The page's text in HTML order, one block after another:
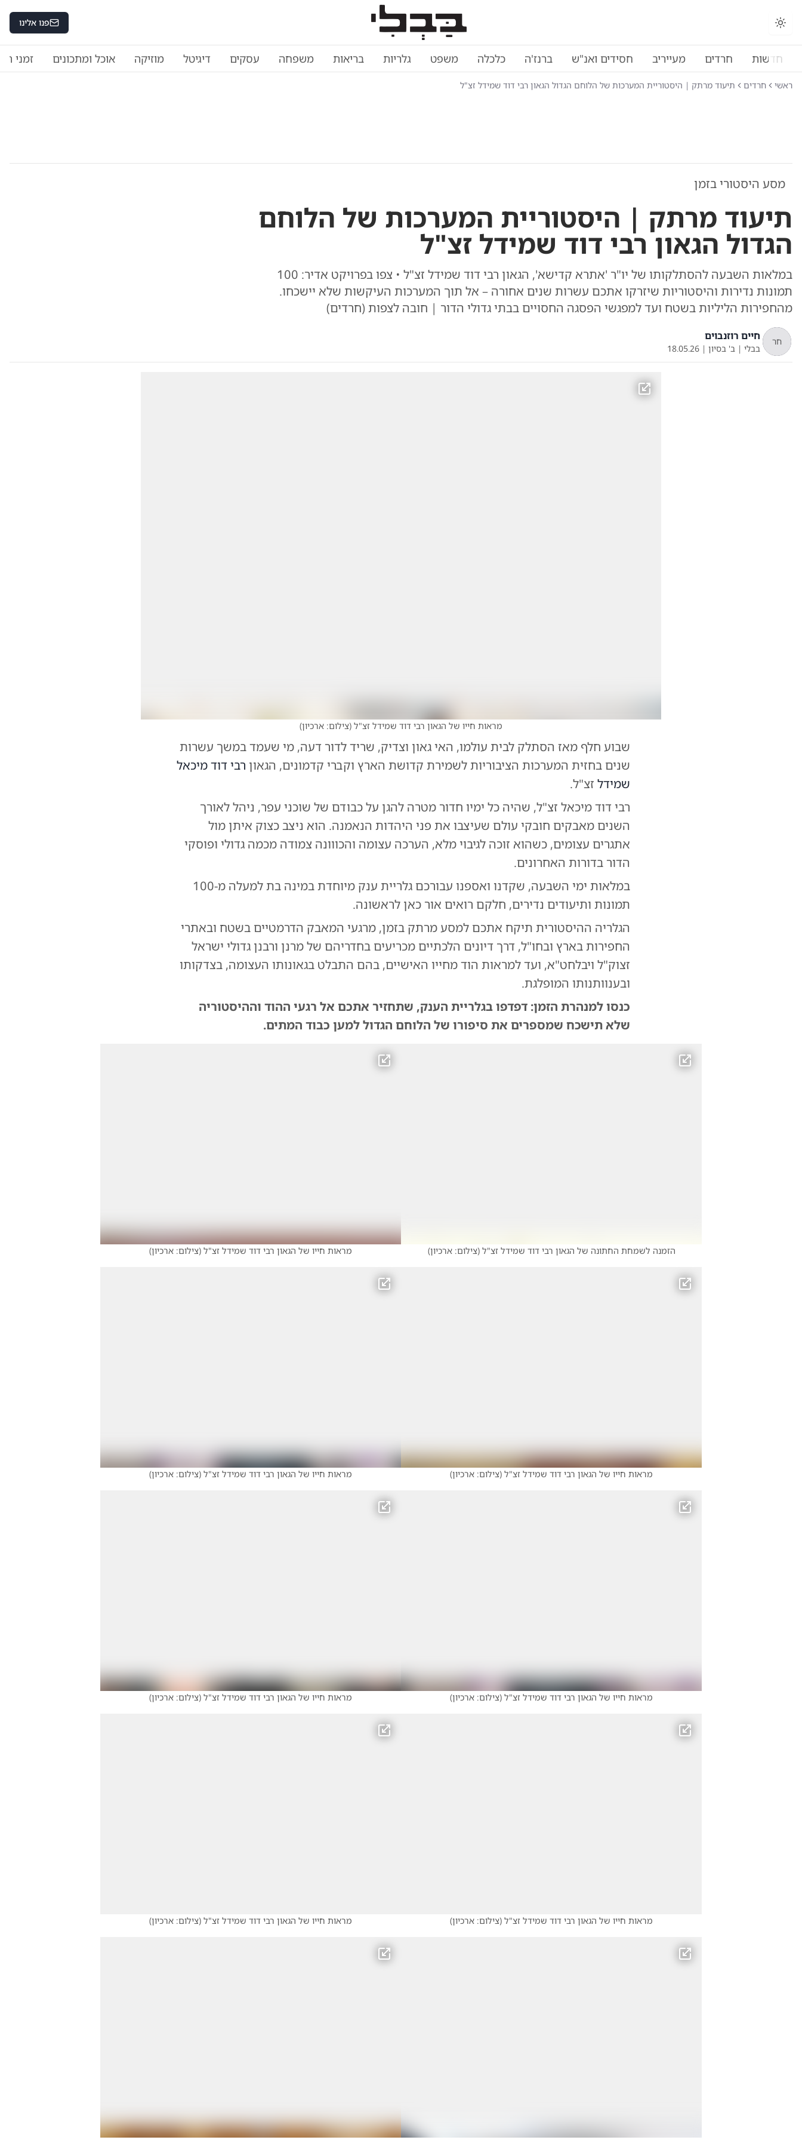
פנו אלינו
חדשות חרדים מעייריב חסידים ואנ"ש ברנז'ה כלכלה משפט גלריות בריאות משפחה עסקים דיגיטל מוזיקה אוכל ומתכונים זמני
ראשי חרדים תיעוד מרתק | היסטוריית המערכות של הלוחם הגדול הגאון רבי דוד שמידל זצ"ל
מסע היסטורי בזמן
תיעוד מרתק | היסטוריית המערכות של הלוחם
הגדול הגאון רבי דוד שמידל זצ"ל
במלאות השבעה להסתלקותו של יו"ר 'אתרא קדישא', הגאון רבי דוד שמידל זצ"ל • צפו בפרויקט אדיר: 100
תמונות נדירות והיסטוריות שיזרקו אתכם עשרות שנים אחורה – אל תוך המערכות העיקשות שלא יישכחו.
מהחפירות הליליות בשטח ועד למפגשי הפסגה החסויים בבתי גדולי הדור | חובה לצפות (חרדים)
חר חיים רוזנבוים
בבלי | ב' בסיון |
18.05.26
מראות חייו של הגאון רבי דוד שמידל זצ"ל (צילום: ארכיון)
שבוע חלף מאז הסתלק לבית עולמו, האי גאון וצדיק, שריד לדור דעה, מי שעמד במשך עשרות
שנים בחזית המערכות הציבוריות לשמירת קדושת הארץ וקברי קדמונים, הגאון רבי דוד מיכאל
שמידל זצ"ל.
רבי דוד מיכאל זצ"ל, שהיה כל ימיו חדור מטרה להגן על כבודם של שוכני עפר, ניהל לאורך
השנים מאבקים חובקי עולם שעיצבו את פני היהדות הנאמנה. הוא ניצב כצוק איתן מול
אתגרים עצומים, כשהוא זוכה לגיבוי מלא, הערכה עצומה והכווונה צמודה מכמה גדולי ופוסקי
הדור בדורות האחרונים.
במלאות ימי השבעה, שקדנו ואספנו עבורכם גלריית ענק מיוחדת במינה בת למעלה מ-100
תמונות ותיעודים נדירים, חלקם רואים אור כאן לראשונה.
הגלריה ההיסטורית תיקח אתכם למסע מרתק בזמן, מרגעי המאבק הדרמטיים בשטח ובאתרי
החפירות בארץ ובחו"ל, דרך דיונים הלכתיים מכריעים בחדריהם של מרנן ורבנן גדולי ישראל
זצוק"ל ויבלחט"א, ועד למראות הוד מחייו האישיים, בהם התבלט בגאונותו העצומה, בצדקותו
ובענוותנותו המופלגת.
כנסו למנהרת הזמן: דפדפו בגלריית הענק, שתחזיר אתכם אל רגעי ההוד וההיסטוריה
שלא תישכח שמספרים את סיפורו של הלוחם הגדול למען כבוד המתים.
הזמנה לשמחת החתונה של הגאון רבי דוד שמידל זצ"ל (צילום: ארכיון) מראות חייו של הגאון רבי דוד שמידל זצ"ל (צילום: ארכיון)
מראות חייו של הגאון רבי דוד שמידל זצ"ל (צילום: ארכיון) מראות חייו של הגאון רבי דוד שמידל זצ"ל (צילום: ארכיון)
מראות חייו של הגאון רבי דוד שמידל זצ"ל (צילום: ארכיון) מראות חייו של הגאון רבי דוד שמידל זצ"ל (צילום: ארכיון)
מראות חייו של הגאון רבי דוד שמידל זצ"ל (צילום: ארכיון) מראות חייו של הגאון רבי דוד שמידל זצ"ל (צילום: ארכיון)